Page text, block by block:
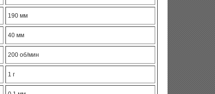
190 мм
40 мм
200 об/мин
1 г